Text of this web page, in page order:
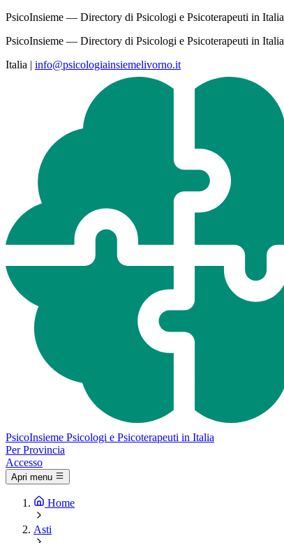
PsicoInsieme — Directory di Psicologi e Psicoterapeuti in Italia
PsicoInsieme — Directory di Psicologi e Psicoterapeuti in Italia
Italia | info@psicologiainsiemelivorno.it
PsicoInsieme Psicologi e Psicoterapeuti in Italia
Per Provincia
Accesso
Apri menu
Home
Asti